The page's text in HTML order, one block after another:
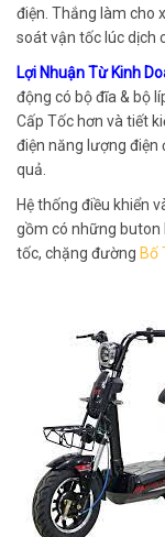
điện. Thắng làm cho
soát vận tốc lúc dịch
Lợi Nhuận Từ Kinh
động có bộ đĩa & bộ
Cấp Tốc hơn và tiết
điện năng lượng điện
quả.
Hệ thống điều khiển
gồm có những buton
tốc, chặng đường Bố